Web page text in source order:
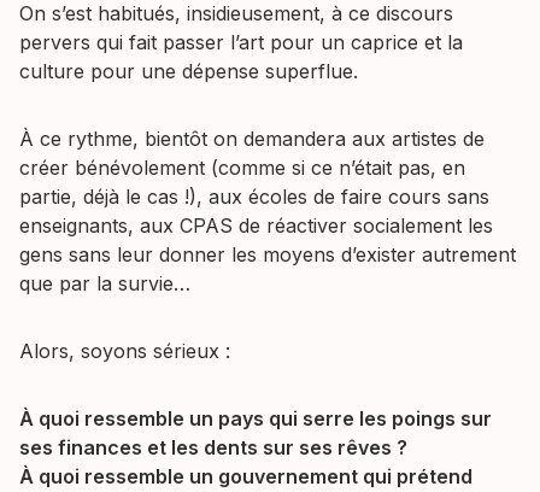
On s’est habitués, insidieusement, à ce discours
pervers qui fait passer l’art pour un caprice et la
culture pour une dépense superflue.
À ce rythme, bientôt on demandera aux artistes de
créer bénévolement (comme si ce n’était pas, en
partie, déjà le cas !), aux écoles de faire cours sans
enseignants, aux CPAS de réactiver socialement les
gens sans leur donner les moyens d’exister autrement
que par la survie…
Alors, soyons sérieux :
À quoi ressemble un pays qui serre les poings sur
ses finances et les dents sur ses rêves ?
À quoi ressemble un gouvernement qui prétend